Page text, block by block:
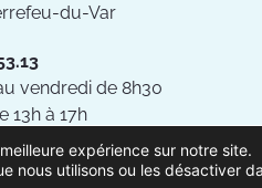
du-Var
vendredi de 8h30
13h à 17h
expérience sur notre site.
nous utilisons ou les désactiver